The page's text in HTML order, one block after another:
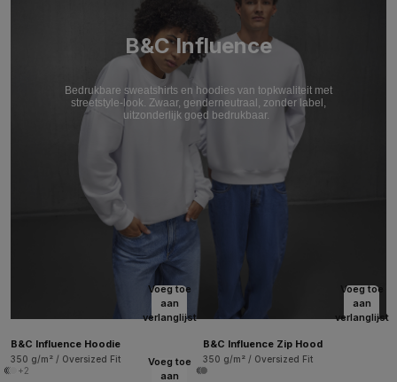
B&C Influence
Bedrukbare sweatshirts en hoodies van topkwaliteit met
streetstyle-look. Zwaar, genderneutraal, zonder label,
uitzonderlijk goed bedrukbaar.
Voeg toe
aan
verlanglijst
B&C Influence Hoodie
350 g/m² / Oversized Fit
+2
Voeg toe
aan
verlanglijst
B&C Influence Zip Hood
350 g/m² / Oversized Fit
Voeg toe
aan